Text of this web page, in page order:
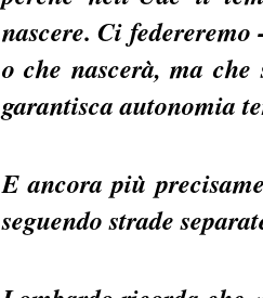
nascere. Ci
o che nascerà, ma
garantisca autonomia
E ancora più
seguendo strade